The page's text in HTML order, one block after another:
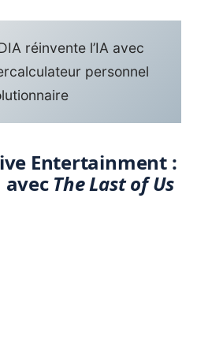
réinvente l’IA avec
personnel
Entertainment :
The Last of Us